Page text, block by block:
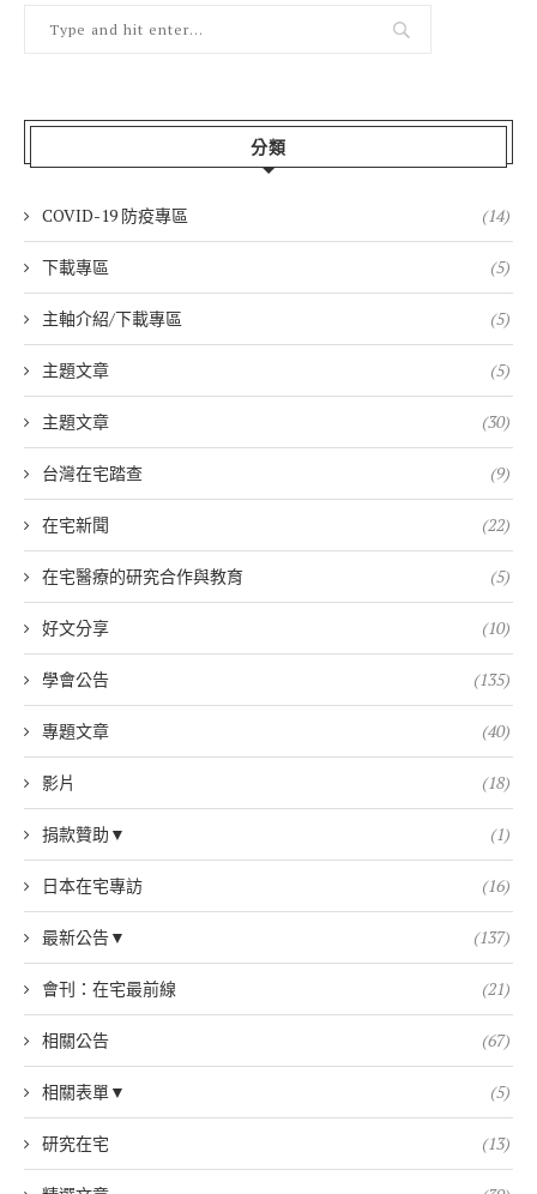
分類
COVID-19 防疫專區 (14)
下載專區 (5)
主軸介紹/下載專區 (5)
主題文章 (5)
主題文章 (30)
台灣在宅踏查 (9)
在宅新聞 (22)
在宅醫療的研究合作與教育 (5)
好文分享 (10)
學會公告 (135)
專題文章 (40)
影片 (18)
捐款贊助▼ (1)
日本在宅專訪 (16)
最新公告▼ (137)
會刊：在宅最前線 (21)
相關公告 (67)
相關表單▼ (5)
研究在宅 (13)